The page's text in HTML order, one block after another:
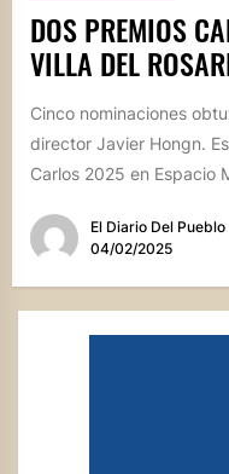
DOS PREMIOS
VILLA DEL
Cinco nominaciones
director Javier Hongn.
Carlos 2025 en Espacio
El Diario Del Pueblo
04/02/2025